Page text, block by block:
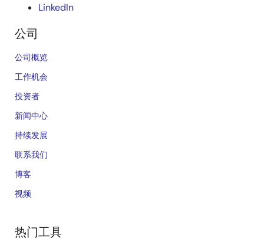
LinkedIn
公司
公司概览
工作机会
投资者
新闻中心
持续发展
联系我们
博客
视频
热门工具